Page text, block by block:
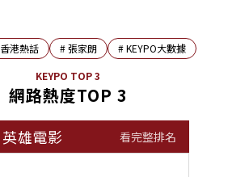
香港熱話 #張家朗 #KEYPO大數據
KEYPO TOP 3
網路熱度TOP 3
英雄電影 看完整排名